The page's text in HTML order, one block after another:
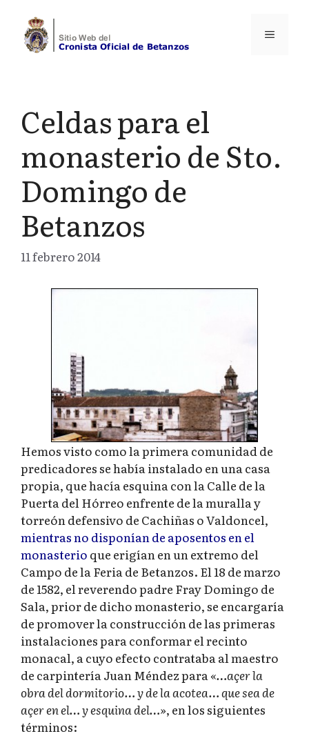
contenido
Menú
Celdas para el
monasterio de Sto.
Domingo de
Betanzos
11 febrero 2014
Hemos visto como la primera comunidad de
predicadores se había instalado en una casa
propia, que hacía esquina con la Calle de la
Puerta del Hórreo enfrente de la muralla y
torreón defensivo de Cachiñas o Valdoncel,
mientras no disponían de aposentos en el
monasterio que erigían en un extremo del
Campo de la Feria de Betanzos. El 18 de marzo
de 1582, el reverendo padre Fray Domingo de
Sala, prior de dicho monasterio, se encargaría
de promover la construcción de las primeras
instalaciones para conformar el recinto
monacal, a cuyo efecto contrataba al maestro
de carpintería Juan Méndez para«…açer la
obra del dormitorio… y de la acotea… que sea de
açer en el… y esquina del…», en los siguientes
términos: